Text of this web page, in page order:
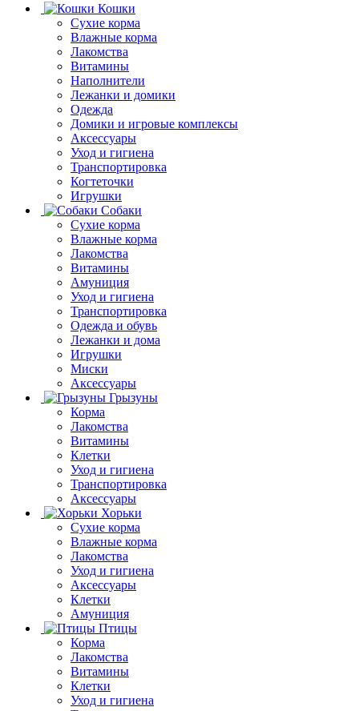
Кошки
Сухие корма
Влажные корма
Лакомства
Витамины
Наполнители
Лежанки и домики
Одежда
Домики и игровые комплексы
Аксессуары
Уход и гигиена
Транспортировка
Когтеточки
Игрушки
Собаки
Сухие корма
Влажные корма
Лакомства
Витамины
Амуниция
Уход и гигиена
Транспортировка
Одежда и обувь
Лежанки и дома
Игрушки
Миски
Аксессуары
Грызуны
Корма
Лакомства
Витамины
Клетки
Уход и гигиена
Транспортировка
Аксессуары
Хорьки
Сухие корма
Влажные корма
Лакомства
Уход и гигиена
Аксессуары
Клетки
Амуниция
Птицы
Корма
Лакомства
Витамины
Клетки
Уход и гигиена